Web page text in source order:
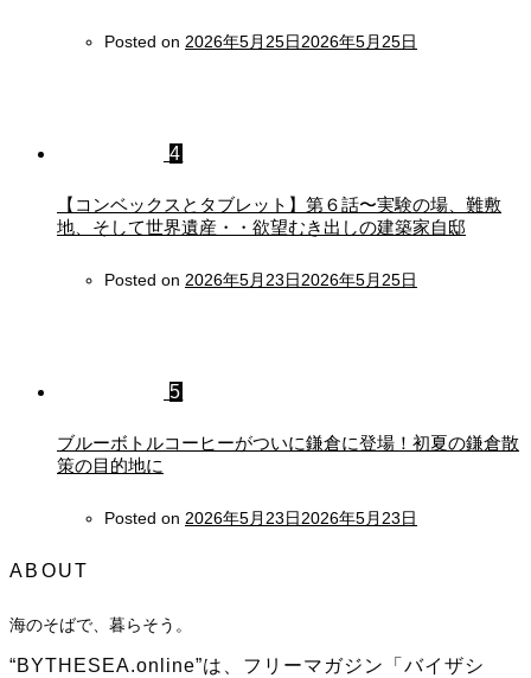
Posted on 2026年5月25日2026年5月25日
4
【コンベックスとタブレット】第６話〜実験の場、難敷
地、そして世界遺産・・欲望むき出しの建築家自邸
Posted on 2026年5月23日2026年5月25日
5
ブルーボトルコーヒーがついに鎌倉に登場！初夏の鎌倉散
策の目的地に
Posted on 2026年5月23日2026年5月23日
ABOUT
海のそばで、暮らそう。
“BYTHESEA.online”は、フリーマガジン「バイザシ